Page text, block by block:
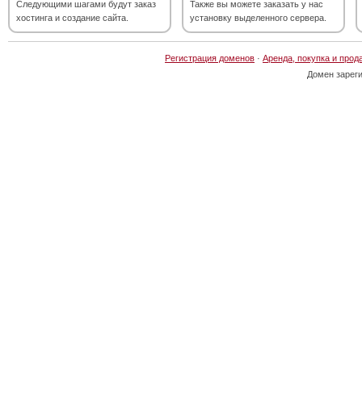
Следующими шагами будут заказ
хостинга и создание сайта.
Также вы можете заказать у нас
установку выделенного сервера.
Регистрация доменов · Аренда, покупка и
Домен